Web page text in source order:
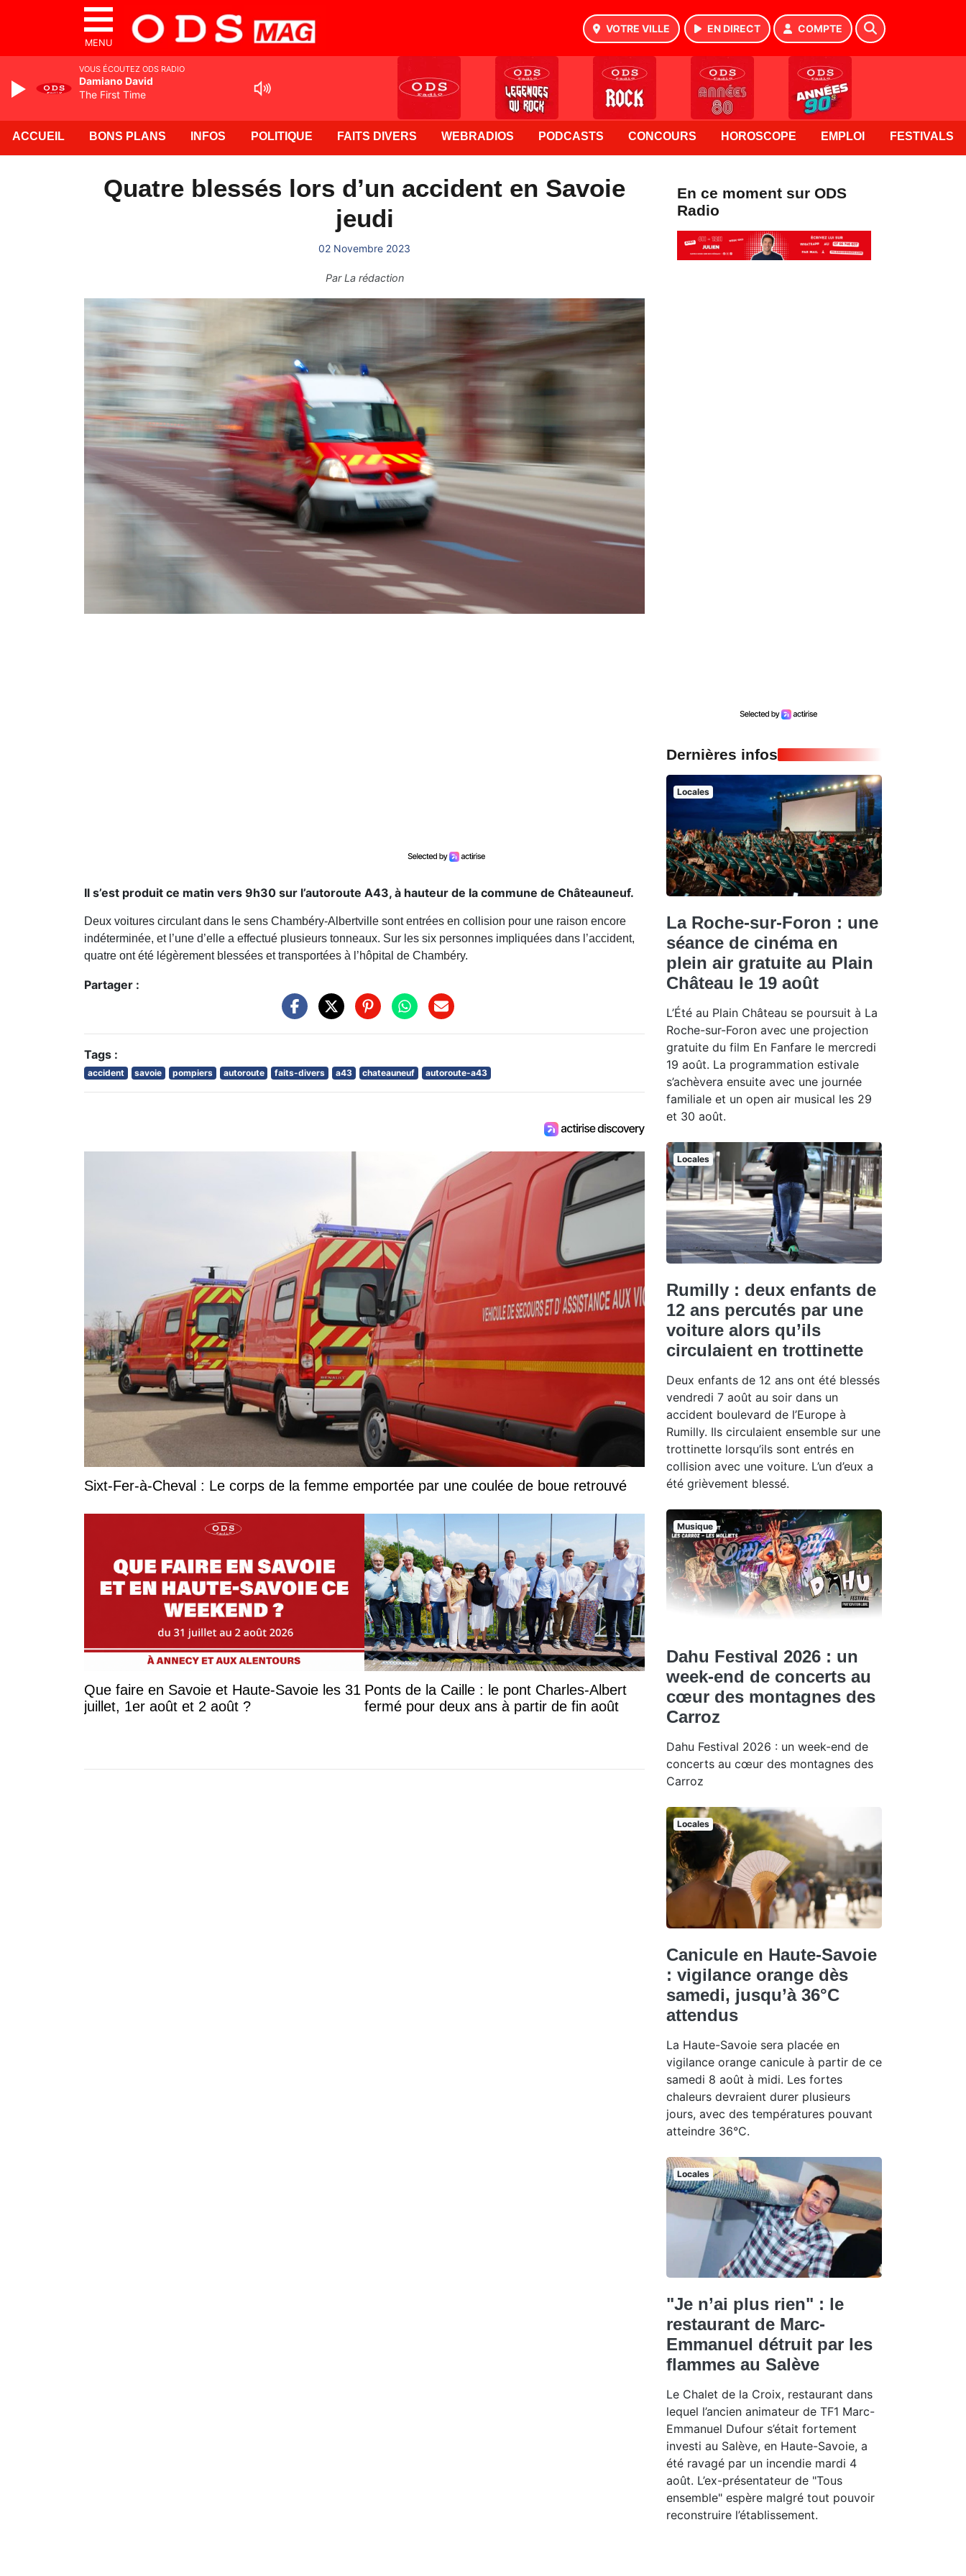
MENU
VOTRE VILLE EN DIRECT COMPTE
ACCUEIL BONS PLANS INFOS POLITIQUE FAITS DIVERS WEBRADIOS PODCASTS CONCOURS HOROSCOPE EMPLOI FESTIVALS
Quatre blessés lors d’un accident en Savoie
jeudi
02 Novembre 2023
ParLa rédaction
Il s’est produit ce matin vers 9h30 sur l’autoroute A43, à hauteur de la commune de Châteauneuf.
Deux voitures circulant dans le sens Chambéry-Albertville sont entrées en collision pour une raison encore
indéterminée, et l’une d’elle a effectué plusieurs tonneaux. Sur les six personnes impliquées dans l’accident,
quatre ont été légèrement blessées et transportées à l’hôpital de Chambéry.
Partager :
Tags :
accident savoie pompiers autoroute faits-divers a43 chateauneuf autoroute-a43
Sixt-Fer-à-Cheval : Le corps de la femme emportée par une coulée de boue retrouvé
Que faire en Savoie et Haute-Savoie les 31
juillet, 1er août et 2 août ?
Ponts de la Caille : le pont Charles-Albert
fermé pour deux ans à partir de fin août
En ce moment sur ODS
Radio
Dernières infos
Locales
La Roche-sur-Foron : une
séance de cinéma en
plein air gratuite au Plain
Château le 19 août
L’Été au Plain Château se poursuit à La
Roche-sur-Foron avec une projection
gratuite du film En Fanfare le mercredi
19 août. La programmation estivale
s’achèvera ensuite avec une journée
familiale et un open air musical les 29
et 30 août.
Locales
Rumilly : deux enfants de
12 ans percutés par une
voiture alors qu’ils
circulaient en trottinette
Deux enfants de 12 ans ont été blessés
vendredi 7 août au soir dans un
accident boulevard de l’Europe à
Rumilly. Ils circulaient ensemble sur une
trottinette lorsqu’ils sont entrés en
collision avec une voiture. L’un d’eux a
été grièvement blessé.
Musique
Dahu Festival 2026 : un
week-end de concerts au
cœur des montagnes des
Carroz
Dahu Festival 2026 : un week-end de
concerts au cœur des montagnes des
Carroz
Locales
Canicule en Haute-Savoie
: vigilance orange dès
samedi, jusqu’à 36°C
attendus
La Haute-Savoie sera placée en
vigilance orange canicule à partir de ce
samedi 8 août à midi. Les fortes
chaleurs devraient durer plusieurs
jours, avec des températures pouvant
atteindre 36°C.
Locales
"Je n’ai plus rien" : le
restaurant de Marc-
Emmanuel détruit par les
flammes au Salève
Le Chalet de la Croix, restaurant dans
lequel l’ancien animateur de TF1 Marc-
Emmanuel Dufour s’était fortement
investi au Salève, en Haute-Savoie, a
été ravagé par un incendie mardi 4
août. L’ex-présentateur de "Tous
ensemble" espère malgré tout pouvoir
reconstruire l’établissement.
VOUS ÉCOUTEZ ODS RADIO
Damiano David
The First Time